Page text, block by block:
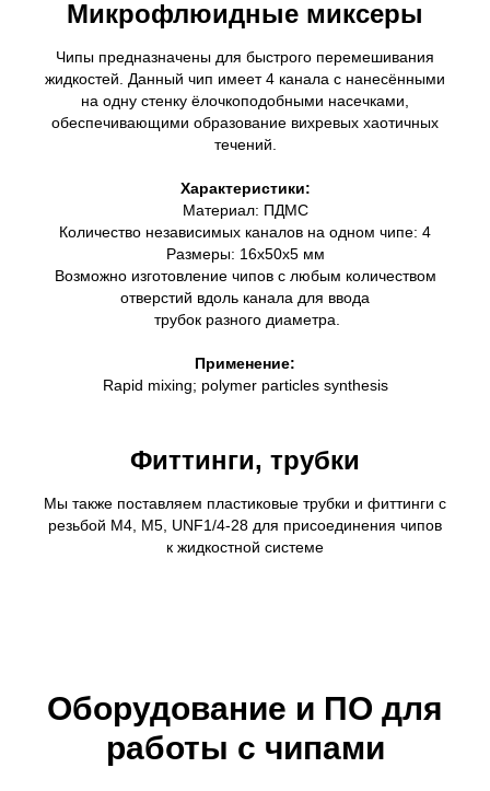
Микрофлюидные миксеры
Чипы предназначены для быстрого перемешивания
жидкостей. Данный чип имеет 4 канала с нанесёнными
на одну стенку ёлочкоподобными насечками,
обеспечивающими образование вихревых хаотичных
течений.
Характеристики:
Материал: ПДМС
Количество независимых каналов на одном чипе: 4
Размеры: 16х50х5 мм
Возможно изготовление чипов с любым количеством
отверстий вдоль канала для ввода
трубок разного диаметра.
Применение:
Rapid mixing; polymer particles synthesis
Фиттинги, трубки
Мы также поставляем пластиковые трубки и фиттинги с
резьбой М4, М5, UNF1/4-28 для присоединения чипов
к жидкостной системе
Оборудование и ПО для
работы с чипами